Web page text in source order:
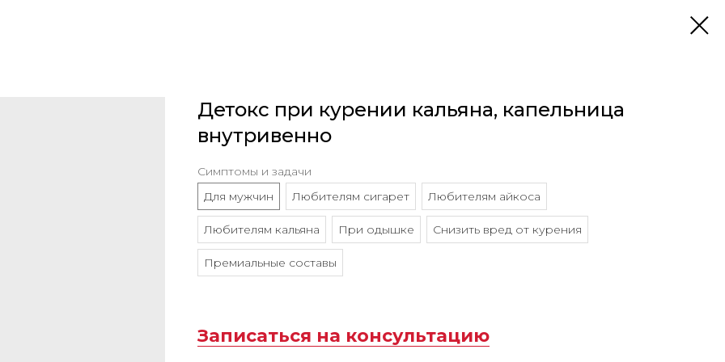
Детокс при курении кальяна, капельница
внутривенно
Симптомы и задачи
Для мужчин
Любителям сигарет Любителям айкоса
Любителям кальяна При одышке Снизить вред от курения
Премиальные составы
Записаться на консультацию